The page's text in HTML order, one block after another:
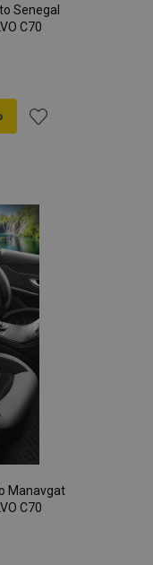
Senegal
C70
lista
desideri
Manavgat
C70